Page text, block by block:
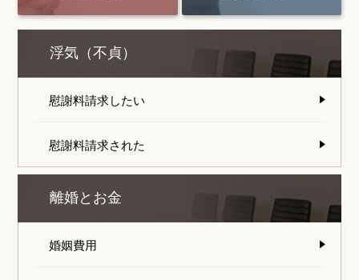
浮気（不貞）
慰謝料請求したい
慰謝料請求された
離婚とお金
婚姻費用